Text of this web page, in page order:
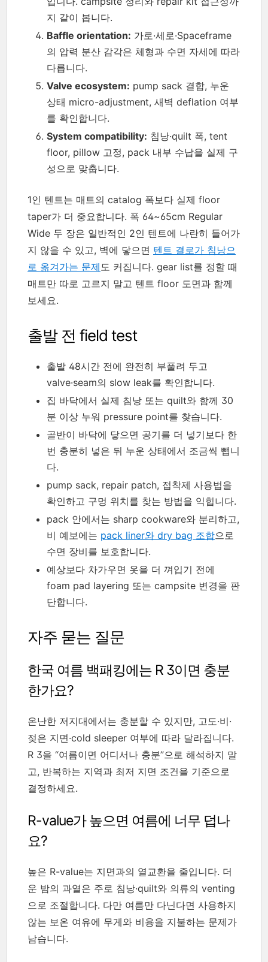
지 같이 봅니다.
Baffle orientation: 가로·세로·Spaceframe
의 압력 분산 감각은 체형과 수면 자세에 따라
다릅니다.
Valve ecosystem: pump sack 결합, 누운
상태 micro-adjustment, 새벽 deflation 여부
를 확인합니다.
System compatibility: 침낭·quilt 폭, tent
floor, pillow 고정, pack 내부 수납을 실제 구
성으로 맞춥니다.
1인 텐트는 매트의 catalog 폭보다 실제 floor
taper가 더 중요합니다. 폭 64~65cm Regular
Wide 두 장은 일반적인 2인 텐트에 나란히 들어가
지 않을 수 있고, 벽에 닿으면 텐트 결로가 침낭으
로 옮겨가는 문제도 커집니다. gear list를 정할 때
매트만 따로 고르지 말고 텐트 floor 도면과 함께
보세요.
출발 전 field test
출발 48시간 전에 완전히 부풀려 두고
valve·seam의 slow leak를 확인합니다.
집 바닥에서 실제 침낭 또는 quilt와 함께 30
분 이상 누워 pressure point를 찾습니다.
골반이 바닥에 닿으면 공기를 더 넣기보다 한
번 충분히 넣은 뒤 누운 상태에서 조금씩 뺍니
다.
pump sack, repair patch, 접착제 사용법을
확인하고 구멍 위치를 찾는 방법을 익힙니다.
pack 안에서는 sharp cookware와 분리하고,
비 예보에는 pack liner와 dry bag 조합으로
수면 장비를 보호합니다.
예상보다 차가우면 옷을 더 껴입기 전에
foam pad layering 또는 campsite 변경을 판
단합니다.
자주 묻는 질문
한국 여름 백패킹에는 R 3이면 충분
한가요?
온난한 저지대에서는 충분할 수 있지만, 고도·비·
젖은 지면·cold sleeper 여부에 따라 달라집니다.
R 3을 “여름이면 어디서나 충분”으로 해석하지 말
고, 반복하는 지역과 최저 지면 조건을 기준으로
결정하세요.
R-value가 높으면 여름에 너무 덥나
요?
높은 R-value는 지면과의 열교환을 줄입니다. 더
운 밤의 과열은 주로 침낭·quilt와 의류의 venting
으로 조절합니다. 다만 여름만 다닌다면 사용하지
않는 보온 여유에 무게와 비용을 지불하는 문제가
남습니다.